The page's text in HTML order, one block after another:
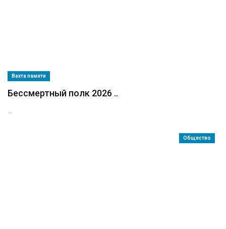
Вахта памяти
Бессмертный полк 2026 ..
...
Общество